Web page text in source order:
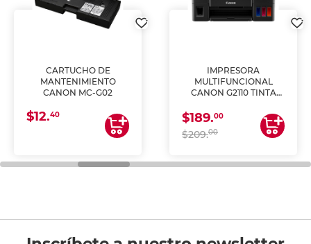
CARTUCHO DE
MANTENIMIENTO
CANON MC-G02
$12.40
IMPRESORA
MULTIFUNCIONAL
CANON G2110 TINTA
$189.00
$209.00